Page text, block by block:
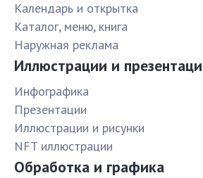
Календарь и открытка
Каталог, меню, книга
Наружная реклама
Иллюстрации и
Инфографика
Презентации
Иллюстрации и рисунки
NFT иллюстрации
Обработка и графика